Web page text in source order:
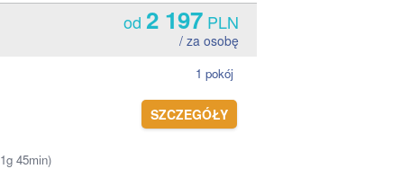
od 2 197 PLN
/ za osobę
45min)
1 pokój
SZCZEGÓŁY